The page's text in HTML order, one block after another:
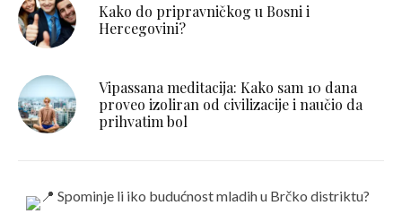
Kako do pripravničkog u Bosni i
Hercegovini?
Vipassana meditacija: Kako sam 10 dana
proveo izoliran od civilizacije i naučio da
prihvatim bol